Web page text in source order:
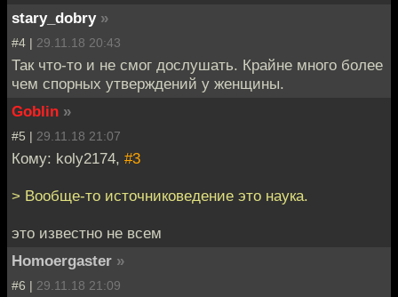
stary_dobry »
#4 | 29.11.18 20:43
Так что-то и не смог дослушать. Крайне много более
чем спорных утверждений у женщины.
Goblin »
#5 | 29.11.18 21:07
Кому: koly2174, #3
> Вообще-то источниковедение это наука.
это известно не всем
Homoergaster »
#6 | 29.11.18 21:09